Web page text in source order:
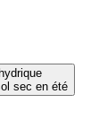
sec en été